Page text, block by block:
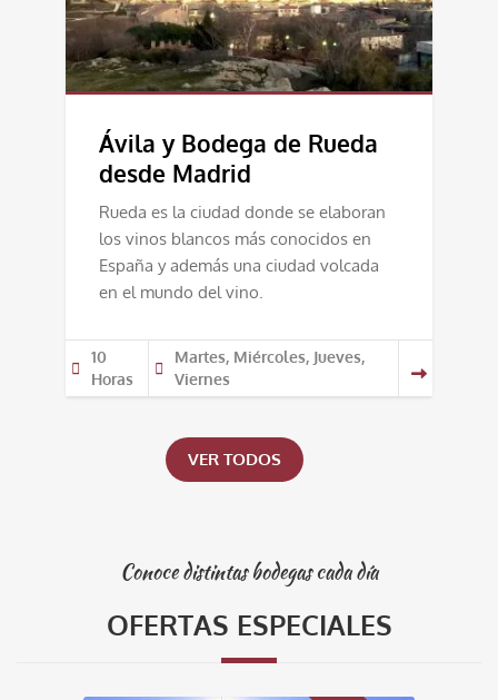
Ávila y Bodega de Rueda
desde Madrid
Rueda es la ciudad donde se elaboran
los vinos blancos más conocidos en
España y además una ciudad volcada
en el mundo del vino.
10
Horas
Martes, Miércoles, Jueves,
Viernes
VER TODOS
Conoce distintas bodegas cada día
OFERTAS ESPECIALES